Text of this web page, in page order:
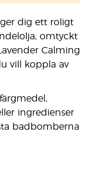
dig ett roligt
omtyckt
Calming
vill koppla av
ingredienser
badbomberna